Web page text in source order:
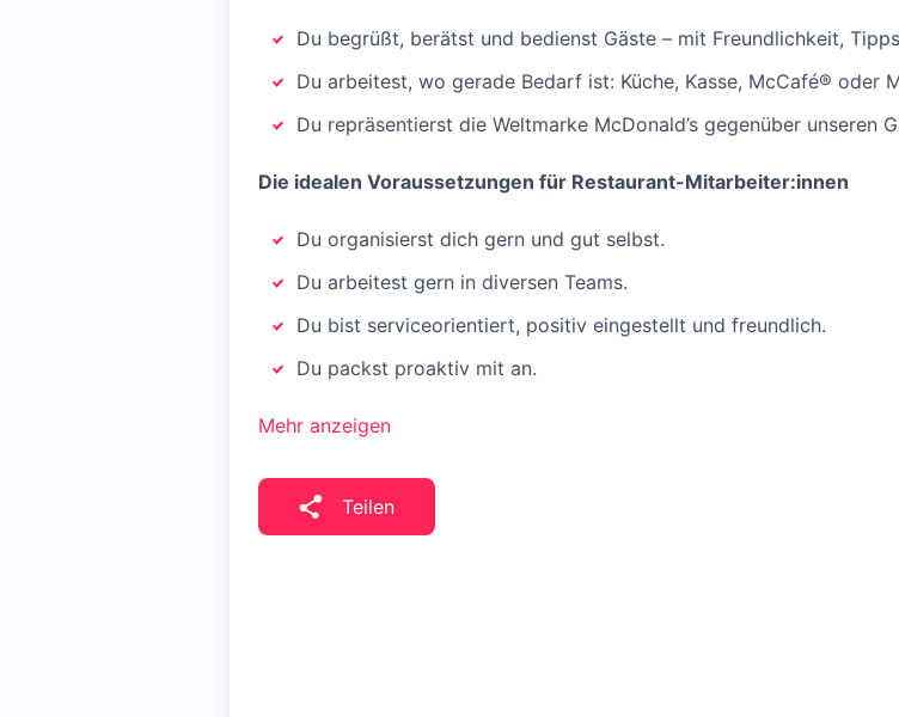
Du begrüßt, berätst und bedienst Gäste – mit Freundlichkeit,
Du arbeitest, wo gerade Bedarf ist: Küche, Kasse, McCafé® oder
Du repräsentierst die Weltmarke McDonald’s gegenüber unseren
Die idealen Voraussetzungen für Restaurant-Mitarbeiter:innen
Du organisierst dich gern und gut selbst.
Du arbeitest gern in diversen Teams.
Du bist serviceorientiert, positiv eingestellt und freundlich.
Du packst proaktiv mit an.
Mehr anzeigen
Teilen